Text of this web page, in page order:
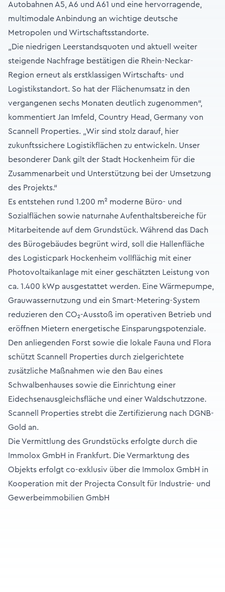
Autobahnen A5, A6 und A61 und eine hervorragende,
multimodale Anbindung an wichtige deutsche
Metropolen und Wirtschaftsstandorte.
„Die niedrigen Leerstandsquoten und aktuell weiter
steigende Nachfrage bestätigen die Rhein-Neckar-
Region erneut als erstklassigen Wirtschafts- und
Logistikstandort. So hat der Flächenumsatz in den
vergangenen sechs Monaten deutlich zugenommen“,
kommentiert Jan Imfeld, Country Head, Germany von
Scannell Properties. „Wir sind stolz darauf, hier
zukunftssichere Logistikflächen zu entwickeln. Unser
besonderer Dank gilt der Stadt Hockenheim für die
Zusammenarbeit und Unterstützung bei der Umsetzung
des Projekts.“
Es entstehen rund 1.200 m² moderne Büro- und
Sozialflächen sowie naturnahe Aufenthaltsbereiche für
Mitarbeitende auf dem Grundstück. Während das Dach
des Bürogebäudes begrünt wird, soll die Hallenfläche
des Logisticpark Hockenheim vollflächig mit einer
Photovoltaikanlage mit einer geschätzten Leistung von
ca. 1.400 kWp ausgestattet werden. Eine Wärmepumpe,
Grauwassernutzung und ein Smart-Metering-System
reduzieren den CO₂-Ausstoß im operativen Betrieb und
eröffnen Mietern energetische Einsparungspotenziale.
Den anliegenden Forst sowie die lokale Fauna und Flora
schützt Scannell Properties durch zielgerichtete
zusätzliche Maßnahmen wie den Bau eines
Schwalbenhauses sowie die Einrichtung einer
Eidechsenausgleichsfläche und einer Waldschutzzone.
Scannell Properties strebt die Zertifizierung nach DGNB-
Gold an.
Die Vermittlung des Grundstücks erfolgte durch die
Immolox GmbH in Frankfurt. Die Vermarktung des
Objekts erfolgt co-exklusiv über die Immolox GmbH in
Kooperation mit der Projecta Consult für Industrie- und
Gewerbeimmobilien GmbH